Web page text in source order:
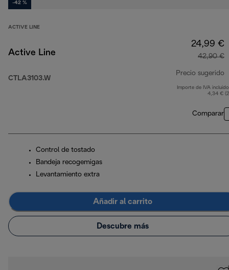
-42 %
ACTIVE LINE
Active Line
CTLA3103.W
24,99 €
42,90 €
Precio sugerido
Importe de IVA
4,34 €
Comparar
Control de tostado
Bandeja recogemigas
Levantamiento extra
Añadir al carrito
Descubre más